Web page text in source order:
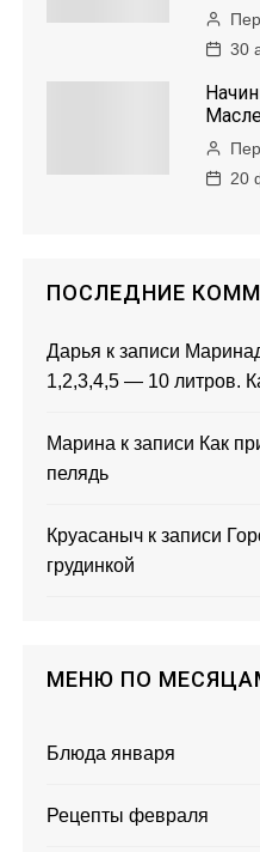
30
20
ПОСЛЕДНИЕ
Дарья к записи
1,2,3,4,5 — 10 литров.
Марина к записи Как
пелядь
Круасаныч к записи
грудинкой
МЕНЮ ПО
Блюда января
Рецепты февраля